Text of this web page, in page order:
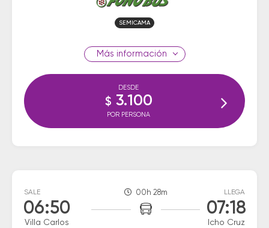
SEMICAMA
información
DESDE
$ 3.100
POR PERSONA
SALE
06:50
Villa Carlos
00h 28m LLEGA
07:18
Icho Cruz